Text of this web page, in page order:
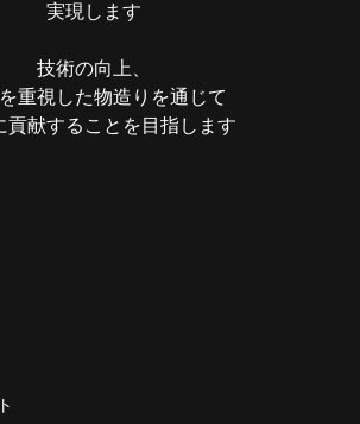
実現します
技術の向上、
重視した物造りを通じて
貢献することを目指します